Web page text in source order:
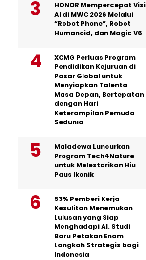
HONOR Mempercepat Visi
AI di MWC 2026 Melalui
“Robot Phone”, Robot
Humanoid, dan Magic V6
XCMG Perluas Program
Pendidikan Kejuruan di
Pasar Global untuk
Menyiapkan Talenta
Masa Depan, Bertepatan
dengan Hari
Keterampilan Pemuda
Sedunia
Maladewa Luncurkan
Program Tech4Nature
untuk Melestarikan Hiu
Paus Ikonik
53% Pemberi Kerja
Kesulitan Menemukan
Lulusan yang Siap
Menghadapi AI. Studi
Baru Petakan Enam
Langkah Strategis bagi
Indonesia